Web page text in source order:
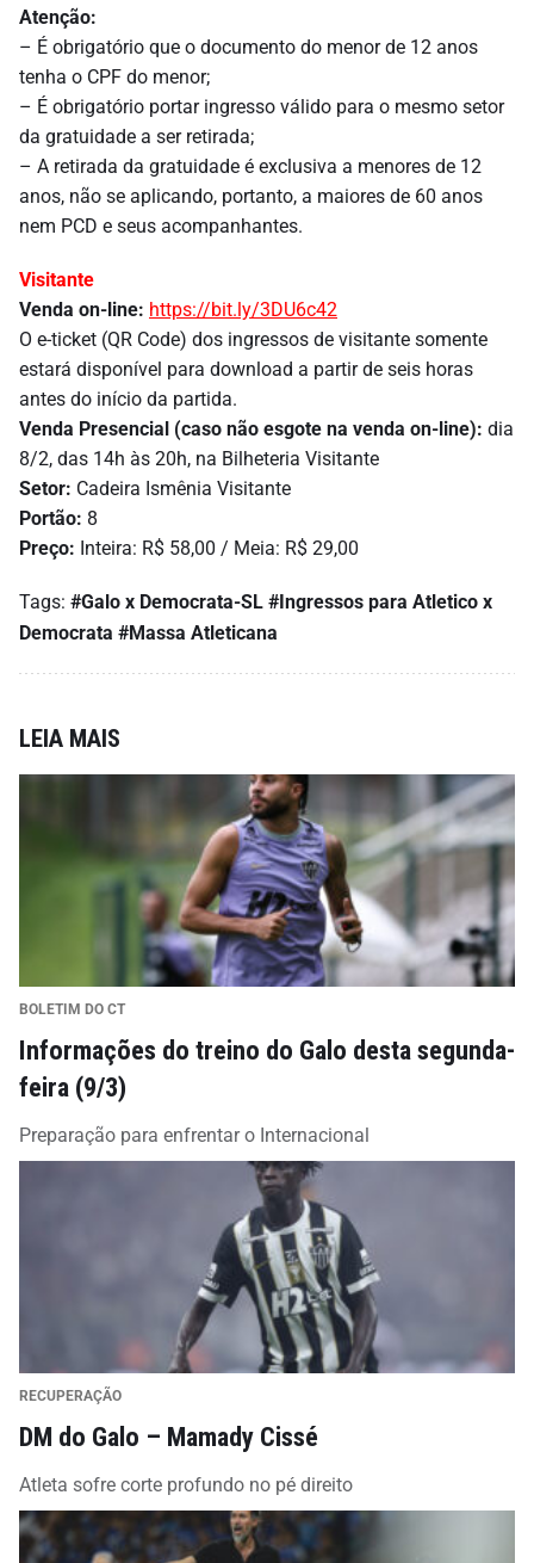
Atenção:
– É obrigatório que o documento do menor de 12 anos
tenha o CPF do menor;
– É obrigatório portar ingresso válido para o mesmo setor
da gratuidade a ser retirada;
– A retirada da gratuidade é exclusiva a menores de 12
anos, não se aplicando, portanto, a maiores de 60 anos
nem PCD e seus acompanhantes.
Visitante
Venda on-line: https://bit.ly/3DU6c42
O e-ticket (QR Code) dos ingressos de visitante somente
estará disponível para download a partir de seis horas
antes do início da partida.
Venda Presencial (caso não esgote na venda on-line): dia
8/2, das 14h às 20h, na Bilheteria Visitante
Setor: Cadeira Ismênia Visitante
Portão: 8
Preço: Inteira: R$ 58,00 / Meia: R$ 29,00
Tags: #Galo x Democrata-SL #Ingressos para Atletico x
Democrata #Massa Atleticana
LEIA MAIS
BOLETIM DO CT
Informações do treino do Galo desta segunda-
feira (9/3)
Preparação para enfrentar o Internacional
RECUPERAÇÃO
DM do Galo – Mamady Cissé
Atleta sofre corte profundo no pé direito